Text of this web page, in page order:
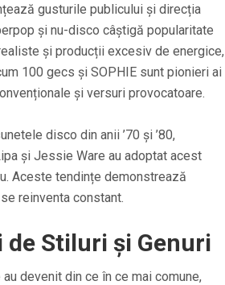
gusturile publicului și direcția
și nu-disco câștigă popularitate
și producții excesiv de energice,
100 gecs și SOPHIE sunt pionieri ai
și versuri provocatoare.
disco din anii ’70 și ’80,
și Jessie Ware au adoptat acest
Aceste tendințe demonstrează
reinventa constant.
Stiluri și Genuri
devenit din ce în ce mai comune,